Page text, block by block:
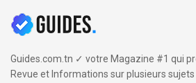
Guides.com.tn ✓ votre Magazine #1 qui
Revue et Informations sur plusieurs